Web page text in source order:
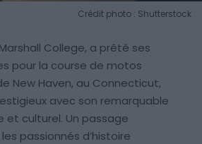
Crédit photo : Shutterstock
College, a prêté ses
pour la course de motos
New Haven, au Connecticut,
avec son remarquable
culturel. Un passage
passionnés d’histoire